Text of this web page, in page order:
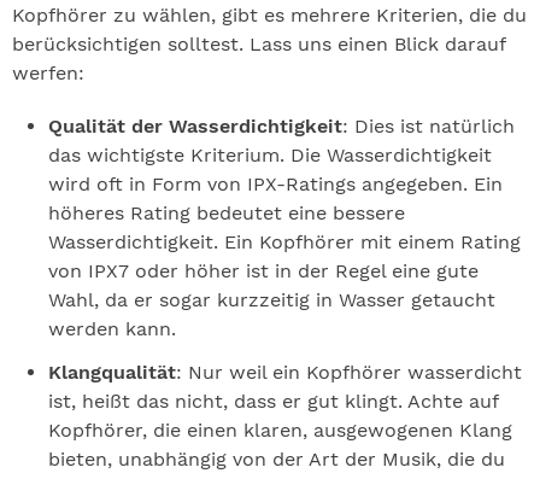
Kopfhörer zu wählen, gibt es mehrere Kriterien, die du
berücksichtigen solltest. Lass uns einen Blick darauf
werfen:
Qualität der Wasserdichtigkeit: Dies ist natürlich
das wichtigste Kriterium. Die Wasserdichtigkeit
wird oft in Form von IPX-Ratings angegeben. Ein
höheres Rating bedeutet eine bessere
Wasserdichtigkeit. Ein Kopfhörer mit einem Rating
von IPX7 oder höher ist in der Regel eine gute
Wahl, da er sogar kurzzeitig in Wasser getaucht
werden kann.
Klangqualität: Nur weil ein Kopfhörer wasserdicht
ist, heißt das nicht, dass er gut klingt. Achte auf
Kopfhörer, die einen klaren, ausgewogenen Klang
bieten, unabhängig von der Art der Musik, die du